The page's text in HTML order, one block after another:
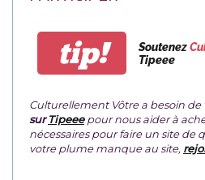
tip! Soutenez
Tipeee
Culturellement Vôtre a besoin de
surTipeeepour nous aider à
nécessaires pour faire un site de
votre plume manque au site,